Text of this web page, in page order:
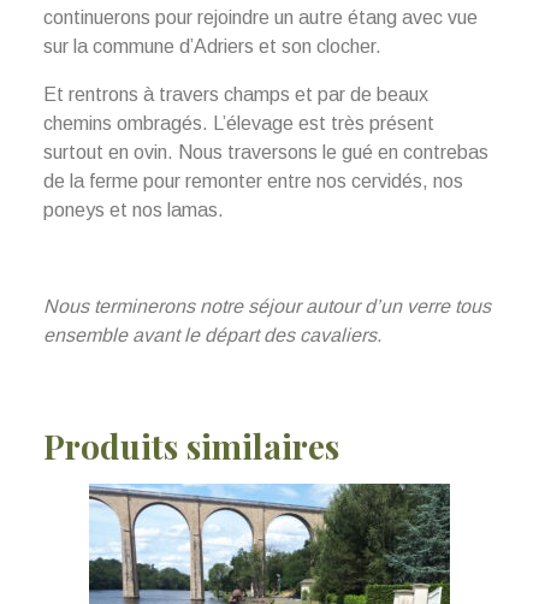
continuerons pour rejoindre un autre étang avec vue
sur la commune d’Adriers et son clocher.
Et rentrons à travers champs et par de beaux
chemins ombragés. L’élevage est très présent
surtout en ovin. Nous traversons le gué en contrebas
de la ferme pour remonter entre nos cervidés, nos
poneys et nos lamas.
Nous terminerons notre séjour autour d’un verre tous
ensemble avant le départ des cavaliers.
Produits similaires